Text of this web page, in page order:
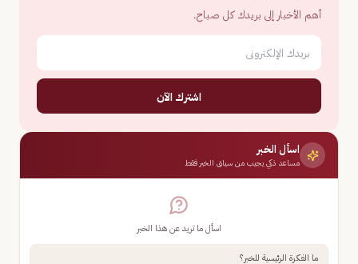
أهم الأخبار إلى بريدك كل صباح.
اشترك الآن
اسأل الخبر
مساعد ذكي يجيب من سياق الخبر فقط
اسأل ما تريد عن هذا الخبر
ما الفكرة الرئيسية للخبر؟